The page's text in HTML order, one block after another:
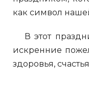
как символ
В этот
искренние
здоровья,